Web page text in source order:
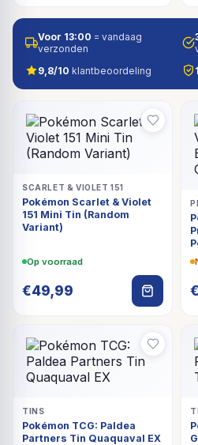
Voor 13:00 = vandaag
verzonden
9,8/10 klantbeoordeling
SCARLET & VIOLET 151
Pokémon Scarlet & Violet
151 Mini Tin (Random
Variant)
Op voorraad
€49,99 €
TINS
Pokémon TCG: Paldea
Partners Tin Quaquaval EX